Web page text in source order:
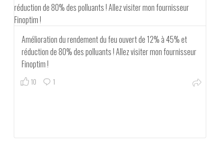
Amélioration du rendement du feu ouvert de 12% à 45% et
réduction de 80% des polluants ! Allez visiter mon fournisseur
Finoptim !
10 1